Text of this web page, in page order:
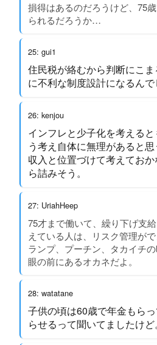
損得はあるのだろうけど、75
られるだろうか…
25: gui1
住民税が絡むから判断にこ
に不利な制度設計になるん
26: kenjou
インフレと少子化を考える
う考え自体に無理があると
収入と位置づけて考えてお
ら詰みそう。
27: UriahHeep
75才まで働いて、繰り下げ支
えている人は、リスク管理が
ランプ、プーチン、タカイチの
眼の前にあるオカネだよ。
28: watatane
子供の頃は60歳で年金もら
らせるって聞いてましたけど